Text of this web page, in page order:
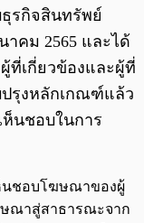
รกิจสินทรัพย์
คม 2565 และได้
ที่เกี่ยวข้องและผู้ที่
รุงหลักเกณฑ์แล้ว
นชอบในการ
นชอบโฆษณาของผู้
ณาสู่สาธารณะจาก